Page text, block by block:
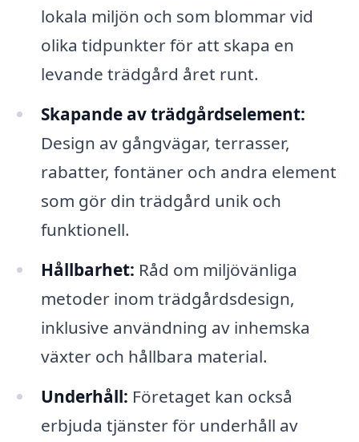
lokala miljön och som blommar vid
olika tidpunkter för att skapa en
levande trädgård året runt.
Skapande av trädgårdselement:
Design av gångvägar, terrasser,
rabatter, fontäner och andra element
som gör din trädgård unik och
funktionell.
Hållbarhet: Råd om miljövänliga
metoder inom trädgårdsdesign,
inklusive användning av inhemska
växter och hållbara material.
Underhåll: Företaget kan också
erbjuda tjänster för underhåll av